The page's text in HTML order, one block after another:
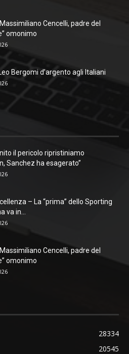
Cencelli, padre del
omonimo
Bergomi d’argento agli Italiani
il pericolo ripristiniamo
Sanchez ha esagerato”
– La “prima” dello Sporting
va in...
Cencelli, padre del
omonimo
28334
20545